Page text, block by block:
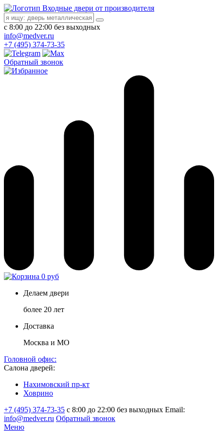
Входные двери от производителя
с 8:00 до 22:00 без выходных
info@medver.ru
+7 (495) 374-73-35
Обратный звонок
0 руб
Делаем двери
более 20 лет
Доставка
Москва и МО
Головной офис:
Салона дверей:
Нахимовский пр-кт
Ховрино
+7 (495) 374-73-35 с 8:00 до 22:00 без выходных Email:
info@medver.ru Обратный звонок
Меню